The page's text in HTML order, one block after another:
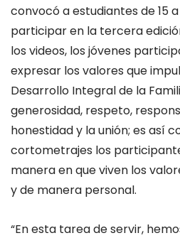
convocó a estudiantes de 15
participar en la tercera
los videos, los jóvenes
expresar los valores que
Desarrollo Integral de la
generosidad, respeto,
honestidad y la unión; es así
cortometrajes los
manera en que viven los
y de manera personal.
“En esta tarea de servir,